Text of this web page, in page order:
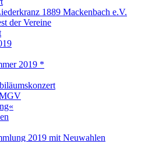
1889 Mackenbach e.V.
der Vereine
2019 *
2019 mit Neuwahlen